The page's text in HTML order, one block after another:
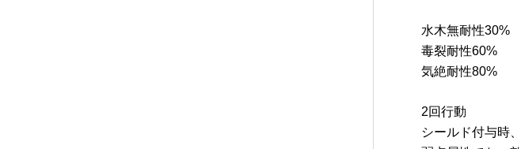
水木無耐性30%
毒裂耐性60%
気絶耐性80%
2回行動
シールド付与時